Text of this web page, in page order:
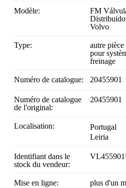
Modèle:
FM
Volvo
Type:
autre pièce
pour
freinage
Numéro de catalogue: 20455901
Numéro de catalogue
de l'original:
20455901
Localisation:
Portugal
Leiria
Identifiant dans le
stock du vendeur:
Mise en ligne: plus d'un